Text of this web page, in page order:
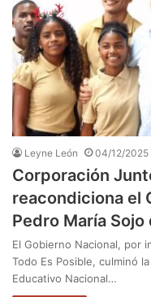
Leyne León 04/12/2025
Corporación
reacondiciona el
Pedro María
El Gobierno Nacional, por
Todo Es Posible, culminó
Educativo Nacional…